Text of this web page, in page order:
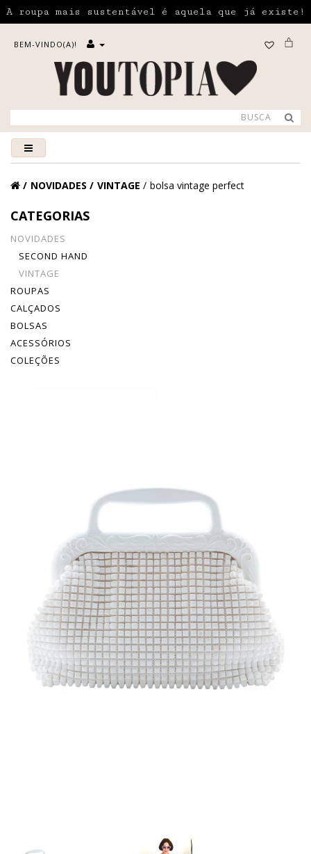
A roupa mais sustentável é aquela que já existe!
BEM-VINDO(A)!
NOVIDADES VINTAGE bolsa vintage perfect
CATEGORIAS
NOVIDADES
SECOND HAND
VINTAGE
ROUPAS
CALÇADOS
BOLSAS
ACESSÓRIOS
COLEÇÕES